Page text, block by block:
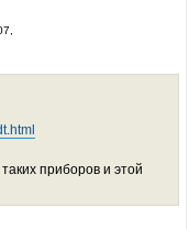
приборов и этой